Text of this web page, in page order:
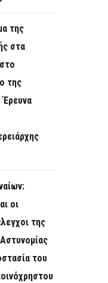
της
στα
της
Έρευνα
οι
της
του